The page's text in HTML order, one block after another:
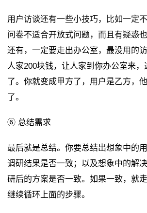
用户访谈还有一些小技巧，比如一定
问卷不适合开放式问题，而且有疑惑
还有，一定要走出办公室，最没用的
人家200块钱，让人家到你办公室来
了。你就变成甲方了，用户是乙方，
了。
⑥ 总结需求
最后就是总结。你要总结出想象中的
调研结果是否一致；以及想象中的解
研后的方案是否一致。如果一致，就
继续循环上面的步骤。